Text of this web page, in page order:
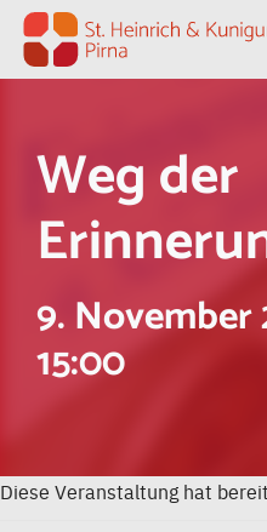
Zum Inhalt springen
Weg der
9. November
15:00
Diese Veranstaltung hat